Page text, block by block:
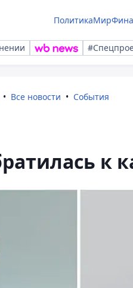
ПолитикаМир
Все новости События
к